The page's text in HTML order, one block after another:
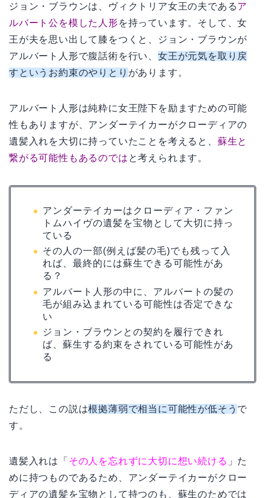
ジョン・ブラウンは、ヴィクトリア女王の夫であるア
ルバート公を模した人形を持っています。そして、女
王が夫を思い出して膝をつくと、ジョン・ブラウンが
アルバート人形で腹話術を行い、 女王が元気を取り戻
すというお約束のやりとり があります。
アルバート人形は純粋に女王陛下を励ますための可能
性もありますが、アンダーテイカーがクローディアの
遺髪入れを大切に持っていたことを考えると、 蘇生と
繋がる可能性もあるのでは と考えられます。
アンダーテイカーはクローディア・ファン
トムハイヴの遺髪を宝物として大切に持っ
ている
その人の一部(例えば髪の毛)でも残って入
れば、最終的には蘇生できる可能性があ
る？
アルバート人形の中に、アルバートの髪の
毛が組み込まれている可能性は否定できな
い
ジョン・ブラウンとの契約を履行できれ
ば、蘇生する約束をされている可能性があ
る
ただし、この説は根拠薄弱で相当に可能性が低そう で
す。
遺髪入れは「 その人を忘れずに大切に想い続ける 」た
めに持つものであるため、アンダーテイカーがクロー
ディアの遺髪を宝物として持つのも、蘇生のためでは